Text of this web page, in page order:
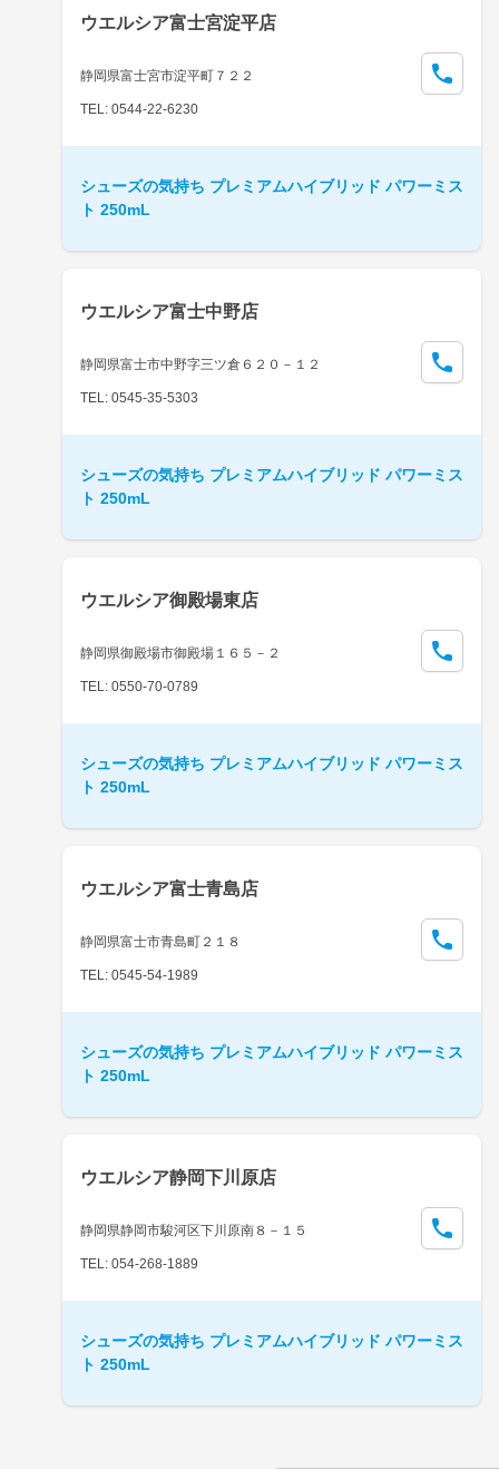
ウエルシア富士宮淀平店
静岡県富士宮市淀平町７２２
TEL: 0544-22-6230
シューズの気持ち プレミアムハイブリッド パワーミス
ト 250mL
ウエルシア富士中野店
静岡県富士市中野字三ツ倉６２０－１２
TEL: 0545-35-5303
シューズの気持ち プレミアムハイブリッド パワーミス
ト 250mL
ウエルシア御殿場東店
静岡県御殿場市御殿場１６５－２
TEL: 0550-70-0789
シューズの気持ち プレミアムハイブリッド パワーミス
ト 250mL
ウエルシア富士青島店
静岡県富士市青島町２１８
TEL: 0545-54-1989
シューズの気持ち プレミアムハイブリッド パワーミス
ト 250mL
ウエルシア静岡下川原店
静岡県静岡市駿河区下川原南８－１５
TEL: 054-268-1889
シューズの気持ち プレミアムハイブリッド パワーミス
ト 250mL